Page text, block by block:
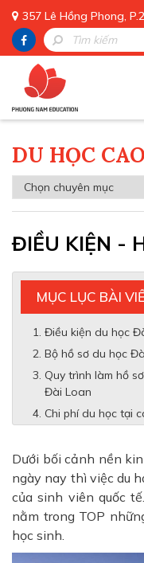
357 Lê Hồng Phong,
DU HỌC
ĐIỀU KIỆN -
MỤC LỤC BÀI
Điều kiện du học
Bộ hồ sơ du học
Quy trình làm hồ
Đài Loan
Chi phí du học tại
Dưới bối cảnh nền
ngày nay thì việc du
của sinh viên quốc
nằm trong TOP
học sinh.